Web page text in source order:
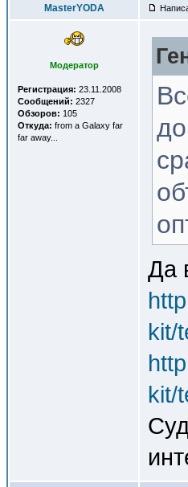
MasterYODA
Модератор
Регистрация: 23.11.2008
Сообщений: 2327
Обзоров: 105
Откуда: from a Galaxy far
far away...
Да
kit/
kit/